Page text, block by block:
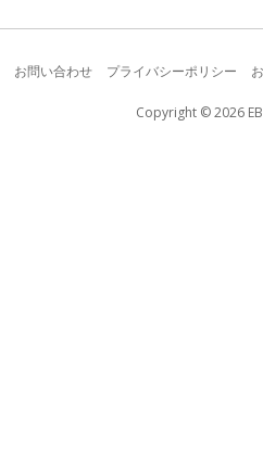
お問い合わせ プライバシーポリシー
Copyright © 2026